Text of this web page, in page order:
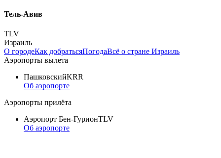
Тель-Авив
TLV
Израиль
О городеКак добратьсяПогодаВсё о стране Израиль
Аэропорты вылета
ПашковскийKRR
Об аэропорте
Аэропорты прилёта
Аэропорт Бен-ГурионTLV
Об аэропорте